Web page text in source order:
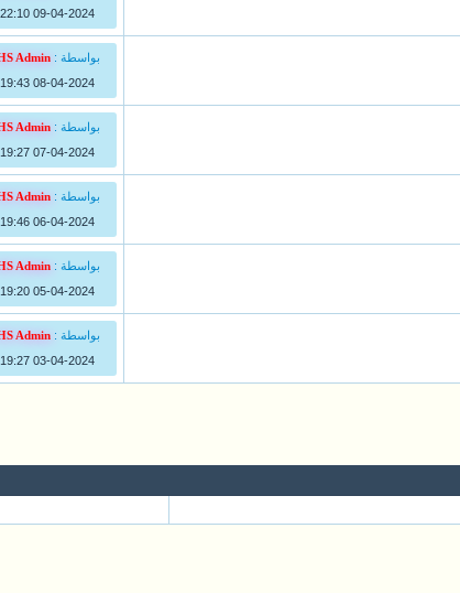
09-04-2024 22:10
بواسطة :Admin
08-04-2024 19:43
بواسطة :Admin
07-04-2024 19:27
بواسطة :Admin
06-04-2024 19:46
بواسطة :Admin
05-04-2024 19:20
بواسطة :Admin
03-04-2024 19:27